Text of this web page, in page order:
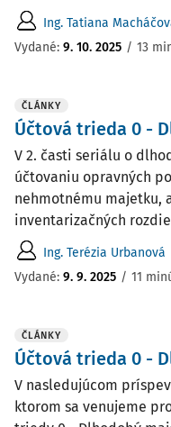
Ing. Tatiana
Vydané: 9. 10. 2025 / 13
ČLÁNKY
Účtová trieda 0 -
V 2. časti seriálu o
účtovaniu opravných
nehmotnému majetku,
inventarizačných
Ing. Terézia Urbanová
Vydané: 9. 9. 2025 / 11
ČLÁNKY
Účtová trieda 0 -
V nasledujúcom
ktorom sa venujeme